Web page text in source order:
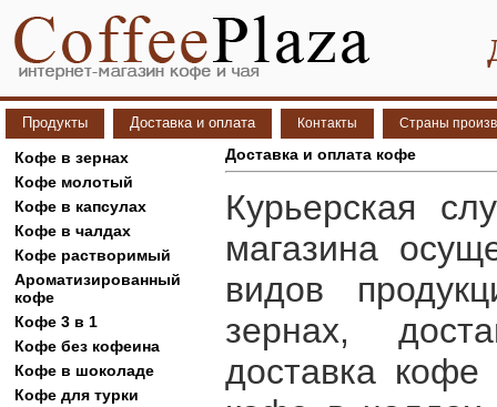
Продукты Доставка и оплата Контакты Страны
Кофе в зернах
Кофе молотый
Кофе в капсулах
Кофе в чалдах
Кофе растворимый
Ароматизированный
кофе
Кофе 3 в 1
Кофе без кофеина
Кофе в шоколаде
Кофе для турки
Доставка и оплата кофе
Курьерская
магазина
видов
зернах,
доставка кофе